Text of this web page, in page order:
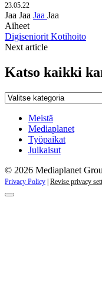
23.05.22
Jaa Jaa Jaa Jaa
Aiheet
Digiseniorit Kotihoito
Next article
Katso kaikki
Katso
kampanjat
Meistä
Mediaplanet
Työpaikat
Julkaisut
© 2026 Mediaplanet
Privacy Policy Revise privacy